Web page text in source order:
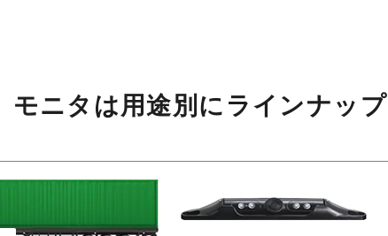
モニタは用途別にラインナップ